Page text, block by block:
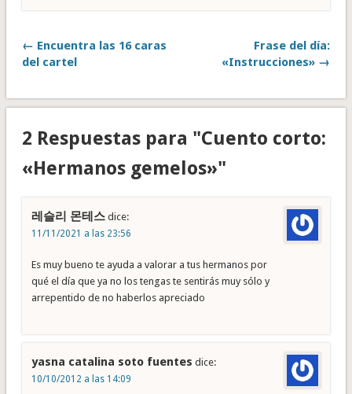
← Encuentra las 16 caras
del cartel
Frase del día:
«Instrucciones» →
2 Respuestas para "Cuento corto:
«Hermanos gemelos»"
레슬리 몬테스 dice:
11/11/2021 a las 23:56
Es muy bueno te ayuda a valorar a tus hermanos por
qué el día que ya no los tengas te sentirás muy sólo y
arrepentido de no haberlos apreciado
yasna catalina soto fuentes dice:
10/10/2012 a las 14:09